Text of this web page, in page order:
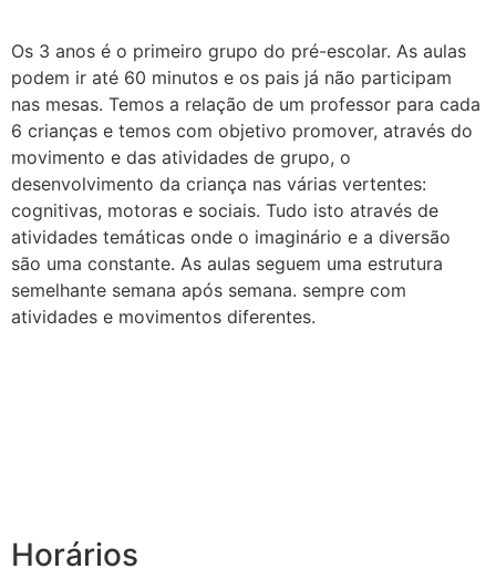
Os 3 anos é o primeiro grupo do pré-escolar. As aulas
podem ir até 60 minutos e os pais já não participam
nas mesas. Temos a relação de um professor para cada
6 crianças e temos com objetivo promover, através do
movimento e das atividades de grupo, o
desenvolvimento da criança nas várias vertentes:
cognitivas, motoras e sociais. Tudo isto através de
atividades temáticas onde o imaginário e a diversão
são uma constante. As aulas seguem uma estrutura
semelhante semana após semana. sempre com
atividades e movimentos diferentes.
Horários